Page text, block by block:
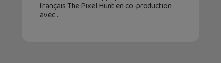
français The Pixel Hunt en co-production
avec